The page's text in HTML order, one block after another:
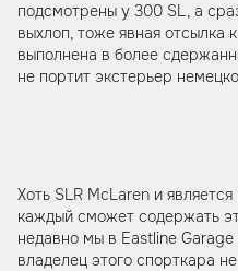
подсмотрены у 300 SL, а
выхлоп, тоже явная отсылка
выполнена в более
не портит экстерьер
Хоть SLR McLaren и
каждый сможет содержать
недавно мы в Eastline
владелец этого спорткара